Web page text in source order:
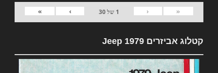
«
‹
1 של30
›
»
קטלוג אביזרים 1979 Jeep